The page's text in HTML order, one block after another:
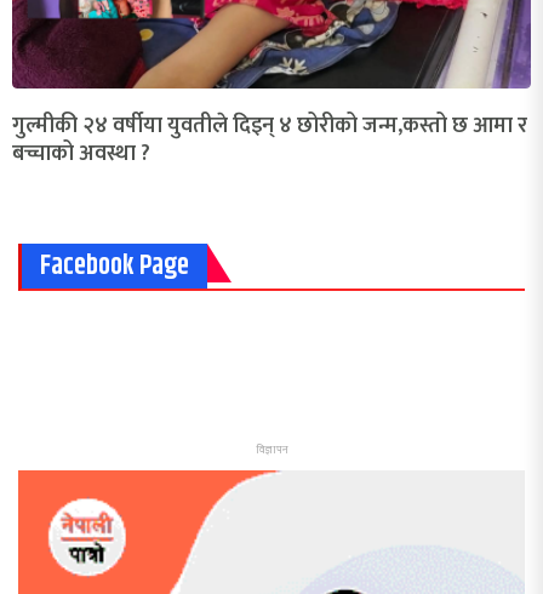
गुल्मीकी २४ वर्षीया युवतीले दिइन् ४ छोरीको जन्म,कस्तो छ आमा र
बच्चाको अवस्था ?
Facebook Page
विज्ञापन